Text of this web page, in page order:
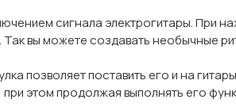
сигнала электрогитары. При
вы можете создавать необычные
позволяет поставить его и на
этом продолжая выполнять его